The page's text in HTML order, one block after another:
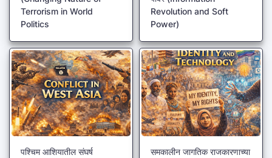
Terrorism in World
Politics
Revolution and Soft
Power)
पश्चिम आशियातील संघर्ष
समकालीन जागतिक राजकारणाच्या